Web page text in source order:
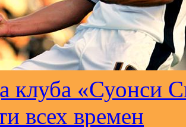
клуба «Суонси
всех времен